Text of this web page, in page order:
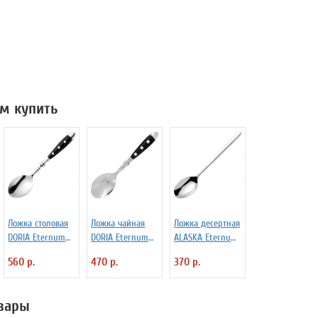
купить
Ложка столовая
DORIA Eternum
560 р.
Ложка чайная
DORIA Eternum
470 р.
Ложка десертная
ALASKA Eternum
370 р.